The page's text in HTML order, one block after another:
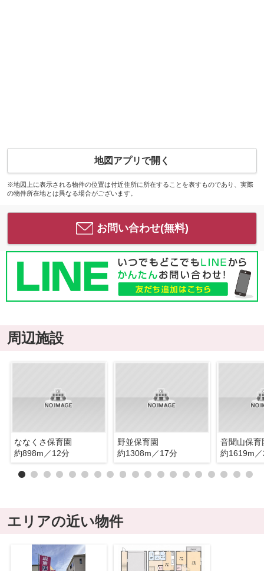
地図アプリで開く
※地図上に表示される物件の位置は付近住所に所在することを表すものであり、実際
の物件所在地とは異なる場合がございます。
お問い合わせ(無料)
周辺施設
ななくさ保育園
約898m／12分
野並保育園
約1308m／17分
音聞山保育
約1619m
エリアの近い物件